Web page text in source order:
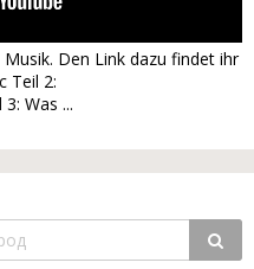
Den Link dazu findet ihr
Teil 2:
Was ...